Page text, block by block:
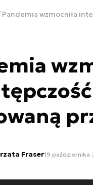
Pandemia wzmocniła
Fraser19 października